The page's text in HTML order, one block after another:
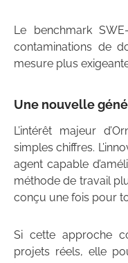
Le benchmark
contaminations de
mesure plus
Une nouvelle
L’intérêt majeur
simples chiffres.
agent capable
méthode de travail
conçu une fois pour
Si cette approche
projets réels, elle